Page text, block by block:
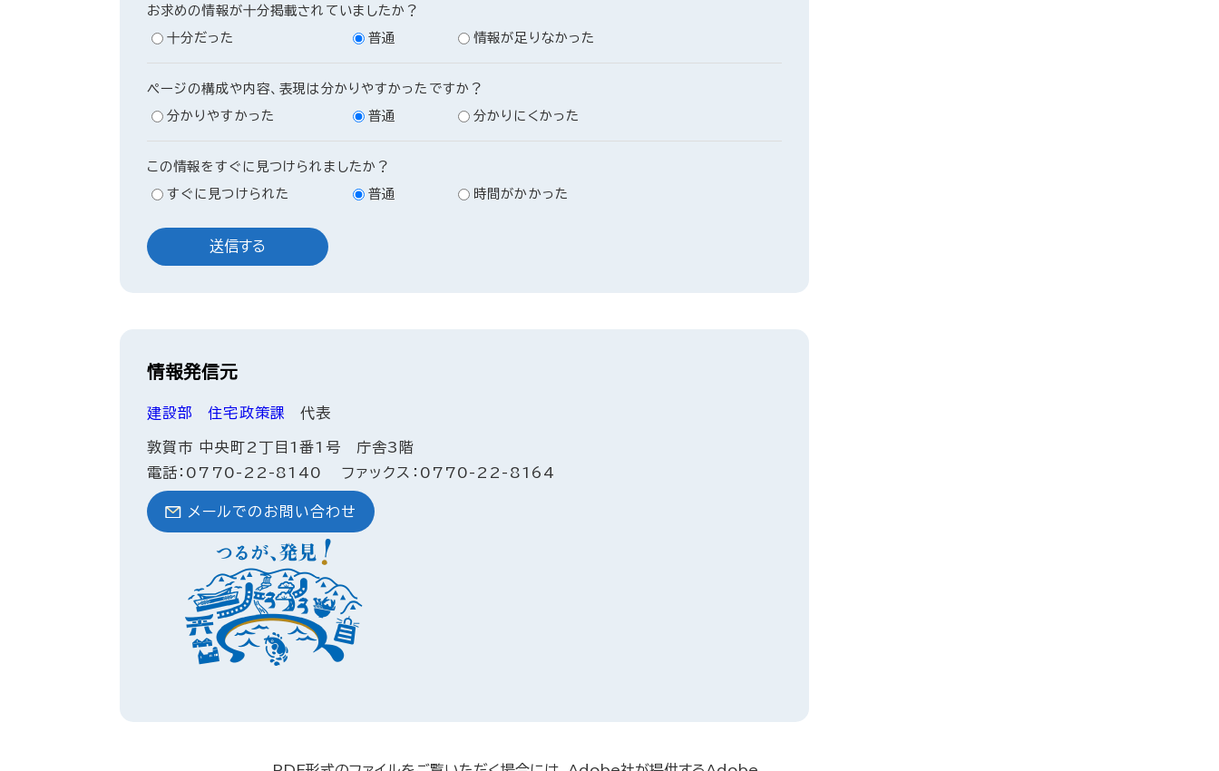
お求めの情報が十分掲載されていましたか？
十分だった
普通 情報が足りなかった
ページの構成や内容、表現は分かりやすかったですか？
分かりやすかった
普通 分かりにくかった
この情報をすぐに見つけられましたか？
すぐに見つけられた
普通 時間がかかった
情報発信元
建設部 住宅政策課 代表
敦賀市 中央町2丁目1番1号 庁舎3階
電話：0770-22-8140
ファックス：0770-22-8164
メールでのお問い合わせ